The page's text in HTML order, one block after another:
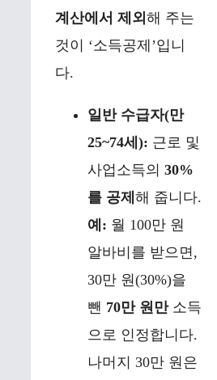
계산에서 제외 해 주는
것이 ‘소득공제’입니
다.
일반 수급자(만
25~74세): 근로 및
사업소득의 30%
를 공제 해 줍니다.
예: 월 100만 원
알바비를 받으면,
30만 원(30%)을
뺀 70만 원만소득
으로 인정합니다.
나머지 30만 원은